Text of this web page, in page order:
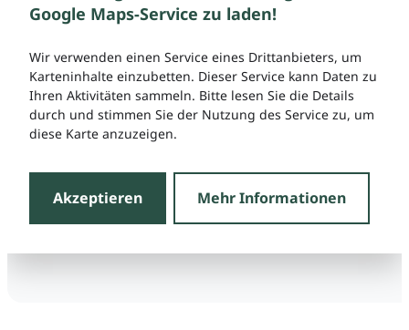
Google Maps-Service zu laden!
Wir verwenden einen Service eines Drittanbieters, um
Karteninhalte einzubetten. Dieser Service kann Daten zu
Ihren Aktivitäten sammeln. Bitte lesen Sie die Details
durch und stimmen Sie der Nutzung des Service zu, um
diese Karte anzuzeigen.
Akzeptieren Mehr Informationen